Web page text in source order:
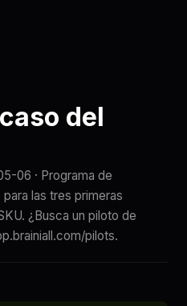
del
06 · Programa de
las tres primeras
¿Busca un piloto de
pilots.